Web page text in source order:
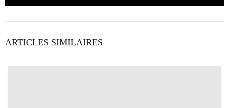
ARTICLES SIMILAIRES